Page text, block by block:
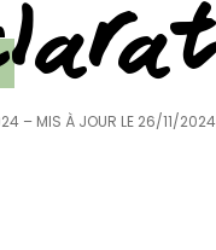
– MIS À JOUR LE 26/11/2024